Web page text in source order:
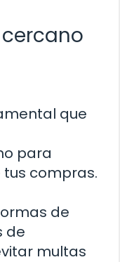
que
para
compras.
de
de
multas